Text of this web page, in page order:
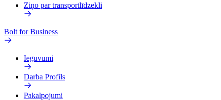
Ziņo par transportlīdzekli
Bolt for Business
Ieguvumi
Darba Profils
Pakalpojumi